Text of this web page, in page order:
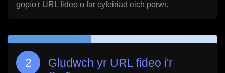
gopïo'r URL fideo o far cyfeiriad eich porwr.
Gludwch yr URL fideo i'r